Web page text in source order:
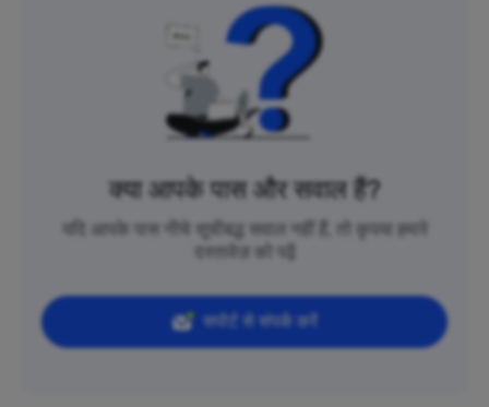
क्या आपके पास और सवाल हैं?
यदि आपके पास नीचे सूचीबद्ध सवाल नहीं हैं, तो कृपया हमारे
दस्तावेज़ को पढ़ें
सपोर्ट से संपर्क करें